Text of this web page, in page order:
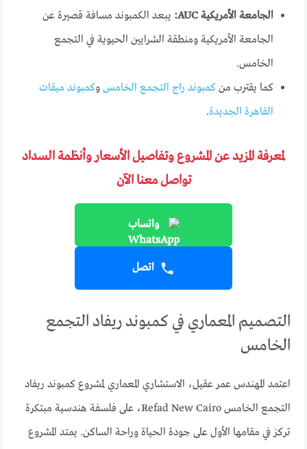
الجامعة الأمريكية AUC:
يبعد الكمبوند مسافة قصيرة عن
الجامعة الأمريكية ومنطقة الشرايين الحيوية في التجمع
الخامس.
كما يقترب منكمبوند راج التجمع الخامس وكمبوند ميقات
القاهرة الجديدة.
لمعرفة المزيد عن المشروع وتفاصيل الأسعار وأنظمة السداد
تواصل معنا الآن
واتساب
اتصل
التصميم المعماري في كمبوند ريفاد التجمع
الخامس
اعتمد المهندس عمر عقيل، الاستشاري المعماري لمشروع كمبوند ريفاد
التجمع الخامس Refad New Cairo، على فلسفة هندسية مبتكرة
تركز في مقامها الأول على جودة الحياة وراحة الساكن. يمتد المشروع